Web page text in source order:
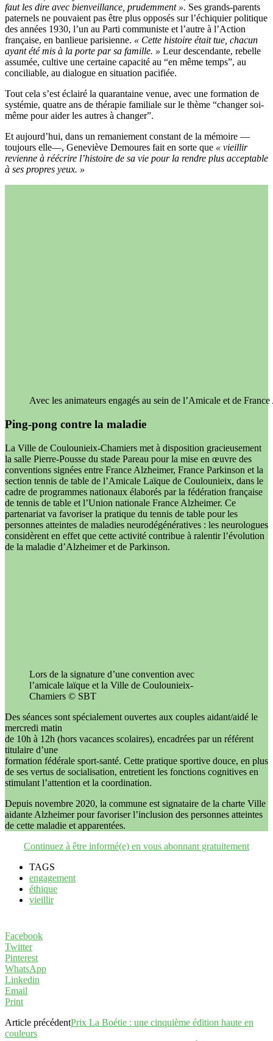
faut les dire avec bienveillance, prudemment ». Ses grands-parents
paternels ne pouvaient pas être plus opposés sur l’échiquier politique
des années 1930, l’un au Parti communiste et l’autre à l’Action
française, en banlieue parisienne. « Cette histoire était tue, chacun
ayant été mis à la porte par sa famille. » Leur descendante, rebelle
assumée, cultive une certaine capacité au “en même temps”, au
conciliable, au dialogue en situation pacifiée.
Tout cela s’est éclairé la quarantaine venue, avec une formation de
systémie, quatre ans de thérapie familiale sur le thème “changer soi-
même pour aider les autres à changer”.
Et aujourd’hui, dans un remaniement constant de la mémoire —
toujours elle—, Geneviève Demoures fait en sorte que « vieillir
revienne à réécrire l’histoire de sa vie pour la rendre plus acceptable
à ses propres yeux. »
Avec les animateurs engagés au sein de l’Amicale et de
Ping-pong contre la maladie
La Ville de Coulounieix-Chamiers met à disposition gracieusement
la salle Pierre-Pousse du stade Pareau pour la mise en œuvre des
conventions signées entre France Alzheimer, France Parkinson et la
section tennis de table de l’Amicale Laïque de Coulounieix, dans le
cadre de programmes nationaux élaborés par la fédération française
de tennis de table et l’Union nationale France Alzheimer. Ce
partenariat va favoriser la pratique du tennis de table pour les
personnes atteintes de maladies neurodégénératives : les neurologues
considèrent en effet que cette activité contribue à ralentir l’évolution
de la maladie d’Alzheimer et de Parkinson.
Lors de la signature d’une convention avec
l’amicale laïque et la Ville de Coulounieix-
Chamiers © SBT
Des séances sont spécialement ouvertes aux couples aidant/aidé le
mercredi matin
de 10h à 12h (hors vacances scolaires), encadrées par un référent
titulaire d’une
formation fédérale sport-santé. Cette pratique sportive douce, en plus
de ses vertus de socialisation, entretient les fonctions cognitives en
stimulant l’attention et la coordination.
Depuis novembre 2020, la commune est signataire de la charte Ville
aidante Alzheimer pour favoriser l’inclusion des personnes atteintes
de cette maladie et apparentées.
Continuez à être informé(e) en vous abonnant gratuitement
TAGS
engagement
éthique
vieillir
Facebook
Twitter
Pinterest
WhatsApp
Linkedin
Email
Print
Article précédentPrix La Boétie : une cinquième édition haute en
couleurs